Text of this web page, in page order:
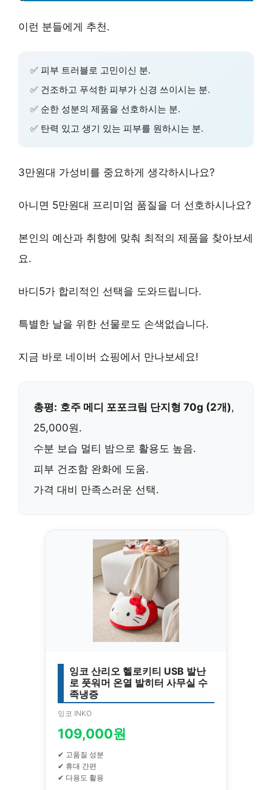
이런 분들에게 추천.
✅ 피부 트러블로 고민이신 분.
✅ 건조하고 푸석한 피부가 신경 쓰이시는 분.
✅ 순한 성분의 제품을 선호하시는 분.
✅ 탄력 있고 생기 있는 피부를 원하시는 분.
3만원대 가성비를 중요하게 생각하시나요?
아니면 5만원대 프리미엄 품질을 더 선호하시나요?
본인의 예산과 취향에 맞춰 최적의 제품을 찾아보세
요.
바디5가 합리적인 선택을 도와드립니다.
특별한 날을 위한 선물로도 손색없습니다.
지금 바로 네이버 쇼핑에서 만나보세요!
총평: 호주 메디 포포크림 단지형 70g (2개),
25,000원.
수분 보습 멀티 밤으로 활용도 높음.
피부 건조함 완화에 도움.
가격 대비 만족스러운 선택.
잉코 산리오 헬로키티 USB 발난
로 풋워머 온열 발히터 사무실 수
족냉증
잉코 INKO
109,000원
✔ 고품질 성분
✔ 휴대 간편
✔ 다용도 활용